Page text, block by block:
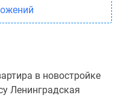
в новостройке
Ленинградская